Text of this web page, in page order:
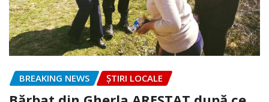
BREAKING NEWS ȘTIRI LOCALE